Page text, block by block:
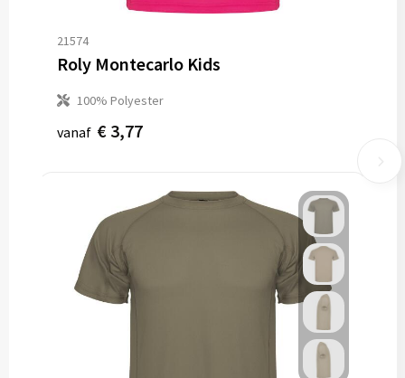
21574
Roly Montecarlo Kids
100% Polyester
vanaf € 3,77